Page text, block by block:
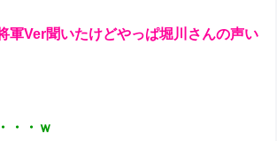
軍Ver聞いたけどやっぱ堀川さんの声い
・・ｗ